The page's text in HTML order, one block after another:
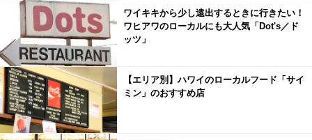
ワイキキから少し遠出するときに行きたい！
ワヒアワのローカルにも大人気「Dot's／ド
ッツ」
【エリア別】ハワイのローカルフード「サイ
ミン」のおすすめ店